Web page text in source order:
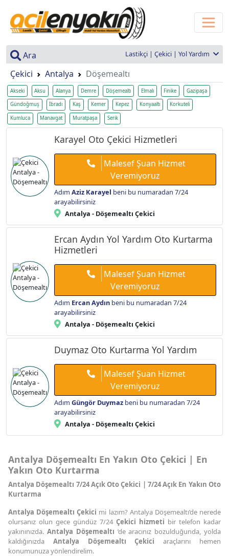
Ara Lastikçi | Çekici | Yol Yardım
Çekici Antalya Döşemealtı
Akseki Aksu Alanya Demre Döşemealtı Elmalı Finike Gazipaşa
Gündoğmuş İbradı Kaş Kemer Kepez Konyaaltı Korkuteli
Kumluca Manavgat Muratpaşa Serik
Karayel Oto Çekici Hizmetleri
Malesef Şuan Hizmet
Veremiyoruz
Adım Aziz Karayel beni bu numaradan 7/24
arayabilirsiniz
Antalya - Döşemealtı Çekici
Ercan Aydın Yol Yardım Oto Kurtarma
Hizmetleri
Malesef Şuan Hizmet
Veremiyoruz
Adım Ercan Aydın beni bu numaradan 7/24
arayabilirsiniz
Antalya - Döşemealtı Çekici
Duymaz Oto Kurtarma Yol Yardım
Malesef Şuan Hizmet
Veremiyoruz
Adım Güngör Duymaz beni bu numaradan 7/24
arayabilirsiniz
Antalya - Döşemealtı Çekici
Antalya Döşemealtı En Yakın Oto Çekici | En
Yakın Oto Kurtarma
Antalya Döşemealtı 7/24 Açık Oto Çekici | 7/24 Açık En Yakın Oto
Kurtarma
Antalya Döşemealtı Çekici mi lazım? Antalya Döşemealtı’de nerede
olursanız olun gece gündüz 7/24 Çekici hizmeti bir telefon kadar
yakınınızda. Antalya Döşemealtı ’de aracınız bozulduğunda, yolda
kaldığınızda Antalya Döşemealtı Çekici araçlarını hemen
konumunuza yönlendirelim.